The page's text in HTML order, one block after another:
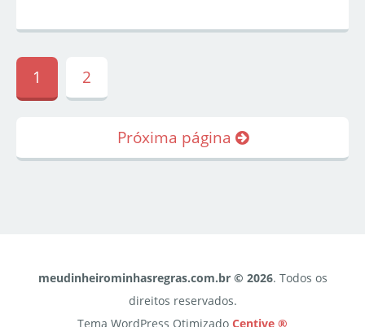
1 2
Próxima página
meudinheirominhasregras.com.br © 2026. Todos os
direitos reservados.
Tema WordPress Otimizado Centive ®